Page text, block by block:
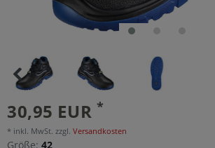
30,95 EUR *
* inkl. MwSt. zzgl. Versandkosten
Größe: 42